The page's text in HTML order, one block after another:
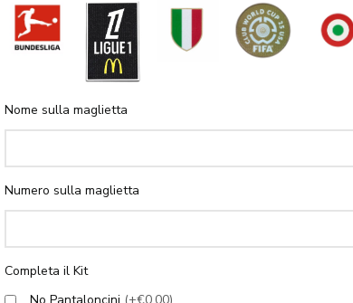
Nome sulla maglietta
Numero sulla maglietta
Completa il Kit